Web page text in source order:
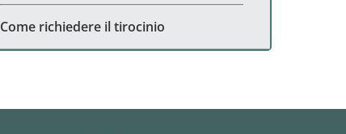
Come richiedere il tirocinio